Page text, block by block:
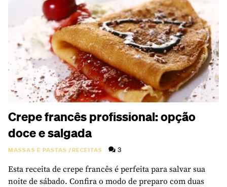
Crepe francês profissional: opção
doce e salgada
MASSAS E PASTAS /RECEITAS 3
Esta receita de crepe francês é perfeita para salvar sua
noite de sábado. Confira o modo de preparo com duas